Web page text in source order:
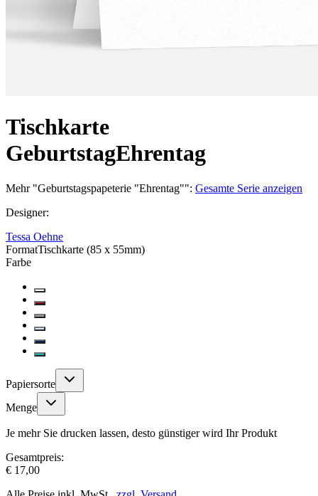
Tischkarte
GeburtstagEhrentag
Mehr"Geburtstagspapeterie "Ehrentag"": Gesamte Serie anzeigen
Designer:
Tessa Oehne
FormatTischkarte (85 x 55mm)
Farbe
Papiersorte
Menge
Je mehr Sie drucken lassen, desto günstiger wird Ihr Produkt
Gesamtpreis:
€ 17,00